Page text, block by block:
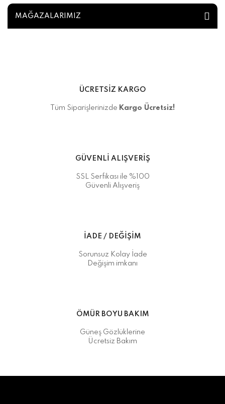
MAĞAZALARIMIZ
ÜCRETSİZ KARGO
Tüm Siparişlerinizde Kargo Ücretsiz!
GÜVENLİ ALIŞVERİŞ
SSL Serfikası ile %100
Güvenli Alışveriş
İADE / DEĞİŞİM
Sorunsuz Kolay İade
Değişim imkanı
ÖMÜR BOYU BAKIM
Güneş Gözlüklerine
Ücretsiz Bakım